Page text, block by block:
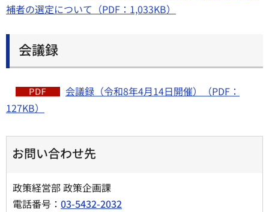
補者の選定について（PDF：1,033KB）
会議録
会議録（令和8年4月14日開催）（PDF：
127KB）
お問い合わせ先
政策経営部 政策企画課
電話番号： 03-5432-2032